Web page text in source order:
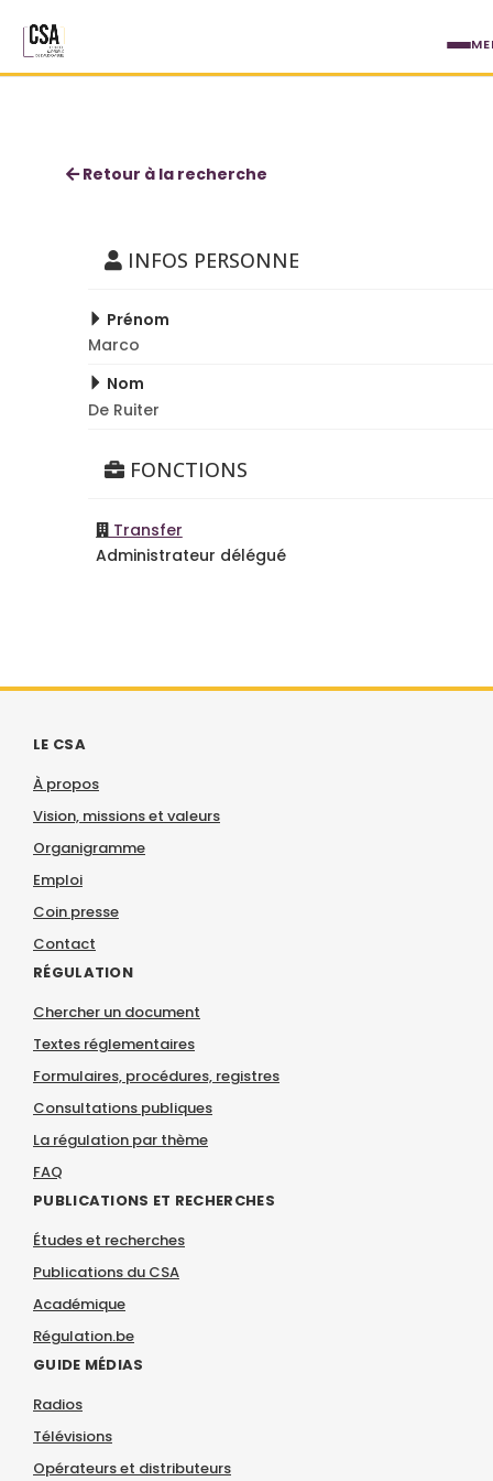
Marco De Ruiter
Retour à la recherche
INFOS PERSONNE
Prénom
Marco
Nom
De Ruiter
FONCTIONS
Transfer
Administrateur délégué
LE CSA
À propos
Vision, missions et valeurs
Organigramme
Emploi
Coin presse
Contact
RÉGULATION
Chercher un document
Textes réglementaires
Formulaires, procédures, registres
Consultations publiques
La régulation par thème
FAQ
PUBLICATIONS ET RECHERCHES
Études et recherches
Publications du CSA
Académique
Régulation.be
GUIDE MÉDIAS
Radios
Télévisions
Opérateurs et distributeurs